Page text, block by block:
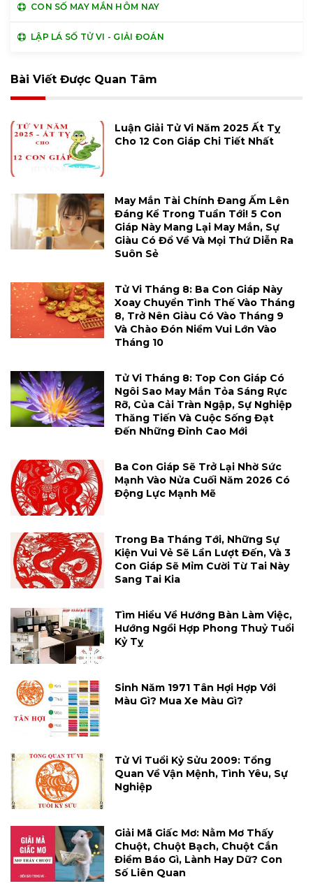
CON SỐ MAY MẮN HÔM NAY
LẬP LÁ SỐ TỬ VI - GIẢI ĐOÁN
Bài Viết Được Quan Tâm
Luận Giải Tử Vi Năm 2025 Ất Tỵ
Cho 12 Con Giáp Chi Tiết Nhất
May Mắn Tài Chính Đang Ấm Lên
Đáng Kể Trong Tuần Tới! 5 Con
Giáp Này Mang Lại May Mắn, Sự
Giàu Có Đổ Về Và Mọi Thứ Diễn Ra
Suôn Sẻ
Tử Vi Tháng 8: Ba Con Giáp Này
Xoay Chuyển Tình Thế Vào Tháng
8, Trở Nên Giàu Có Vào Tháng 9
Và Chào Đón Niềm Vui Lớn Vào
Tháng 10
Tử Vi Tháng 8: Top Con Giáp Có
Ngôi Sao May Mắn Tỏa Sáng Rực
Rỡ, Của Cải Tràn Ngập, Sự Nghiệp
Thăng Tiến Và Cuộc Sống Đạt
Đến Những Đỉnh Cao Mới
Ba Con Giáp Sẽ Trở Lại Nhờ Sức
Mạnh Vào Nửa Cuối Năm 2026 Có
Động Lực Mạnh Mẽ
Trong Ba Tháng Tới, Những Sự
Kiện Vui Vẻ Sẽ Lần Lượt Đến, Và 3
Con Giáp Sẽ Mỉm Cười Từ Tai Này
Sang Tai Kia
Tìm Hiểu Về Hướng Bàn Làm Việc,
Hướng Ngồi Hợp Phong Thuỷ Tuổi
Kỷ Tỵ
Sinh Năm 1971 Tân Hợi Hợp Với
Màu Gì? Mua Xe Màu Gì?
Tử Vi Tuổi Kỷ Sửu 2009: Tổng
Quan Về Vận Mệnh, Tình Yêu, Sự
Nghiệp
Giải Mã Giấc Mơ: Nằm Mơ Thấy
Chuột, Chuột Bạch, Chuột Cắn
Điềm Báo Gì, Lành Hay Dữ? Con
Số Liên Quan